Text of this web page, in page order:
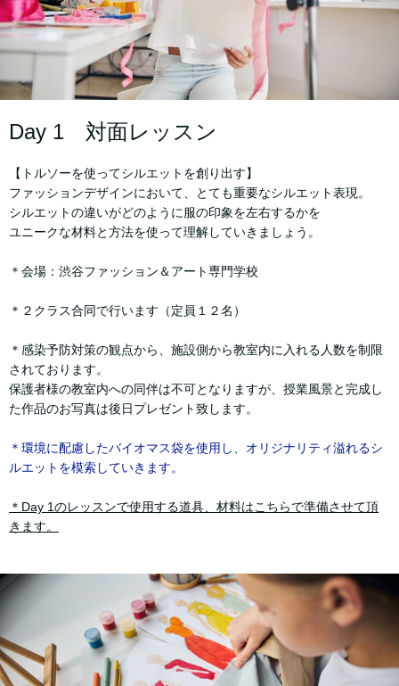
Day 1 対面レッスン
【トルソーを使ってシルエットを創り出す】
ファッションデザインにおいて、とても重要なシルエット表現。
シルエットの違いがどのように服の印象を左右するかを
ユニークな材料と方法を使って理解していきましょう。
＊会場：渋谷ファッション＆アート専門学校
＊２クラス合同で行います（定員１２名）
＊感染予防対策の観点から、施設側から教室内に入れる人数を制限
されております。
保護者様の教室内への同伴は不可となりますが、授業風景と完成し
た作品のお写真は後日プレゼント致します。
＊環境に配慮したバイオマス袋を使用し、オリジナリティ溢れるシ
ルエットを模索していきます。
＊Day 1のレッスンで使用する道具、材料はこちらで準備させて頂
きます。